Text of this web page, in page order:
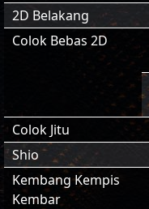
2D Belakang
Colok Bebas 2D
Colok Jitu
Shio
Kembang Kempis
Kembar